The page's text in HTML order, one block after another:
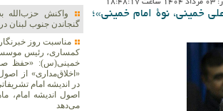
خمینی، نوۀ امام خمینی»؛
واکنش حزب‌الله
گنجاندن جنوب لبنان
مناسبت روز
کمساری، رئیس موسسه
خمینی(س): «حفظ
«اخلاق‌مداری» از
در اندیشه امام
اصول اندیشه امام،
می‌دهد